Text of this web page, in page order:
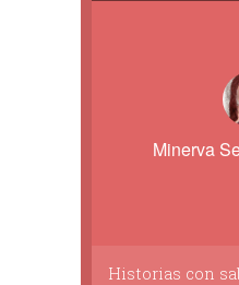
Minerva
Historias con